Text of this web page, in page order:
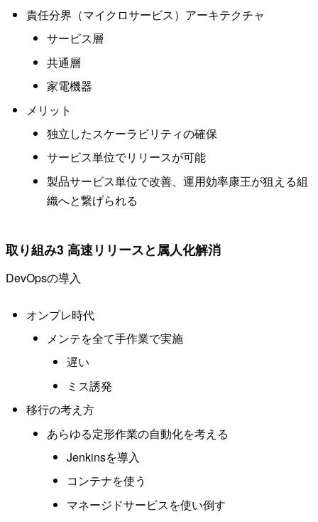
責任分界（マイクロサービス）アーキテクチャ
サービス層
共通層
家電機器
メリット
独立したスケーラビリティの確保
サービス単位でリリースが可能
製品サービス単位で改善、運用効率康王が狙える組
織へと繋げられる
取り組み3 高速リリースと属人化解消
DevOpsの導入
オンプレ時代
メンテを全て手作業で実施
遅い
ミス誘発
移行の考え方
あらゆる定形作業の自動化を考える
Jenkinsを導入
コンテナを使う
マネージドサービスを使い倒す